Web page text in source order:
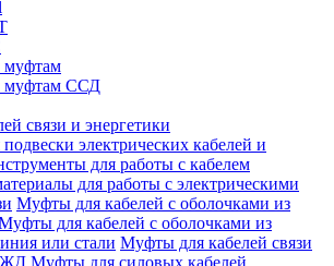
муфтам
муфтам ССД
связи и энергетики
электрических кабелей и
для работы с кабелем
для работы с электрическими
Муфты для кабелей с оболочками из
для кабелей с оболочками из
или стали Муфты для кабелей связи
Муфты для силовых кабелей